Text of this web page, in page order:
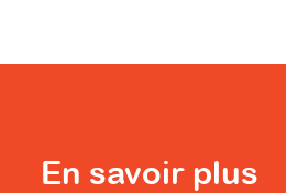
En savoir plus